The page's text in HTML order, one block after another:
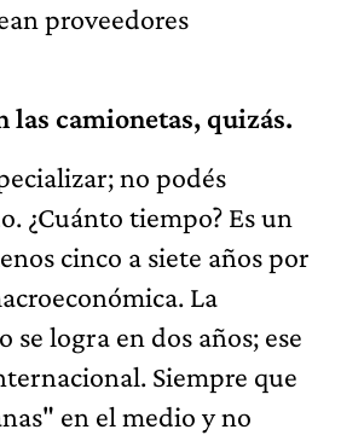
proveedores
las camionetas, quizás.
no podés
¿Cuánto tiempo? Es un
cinco a siete años por
La
se logra en dos años; ese
Siempre que
en el medio y no